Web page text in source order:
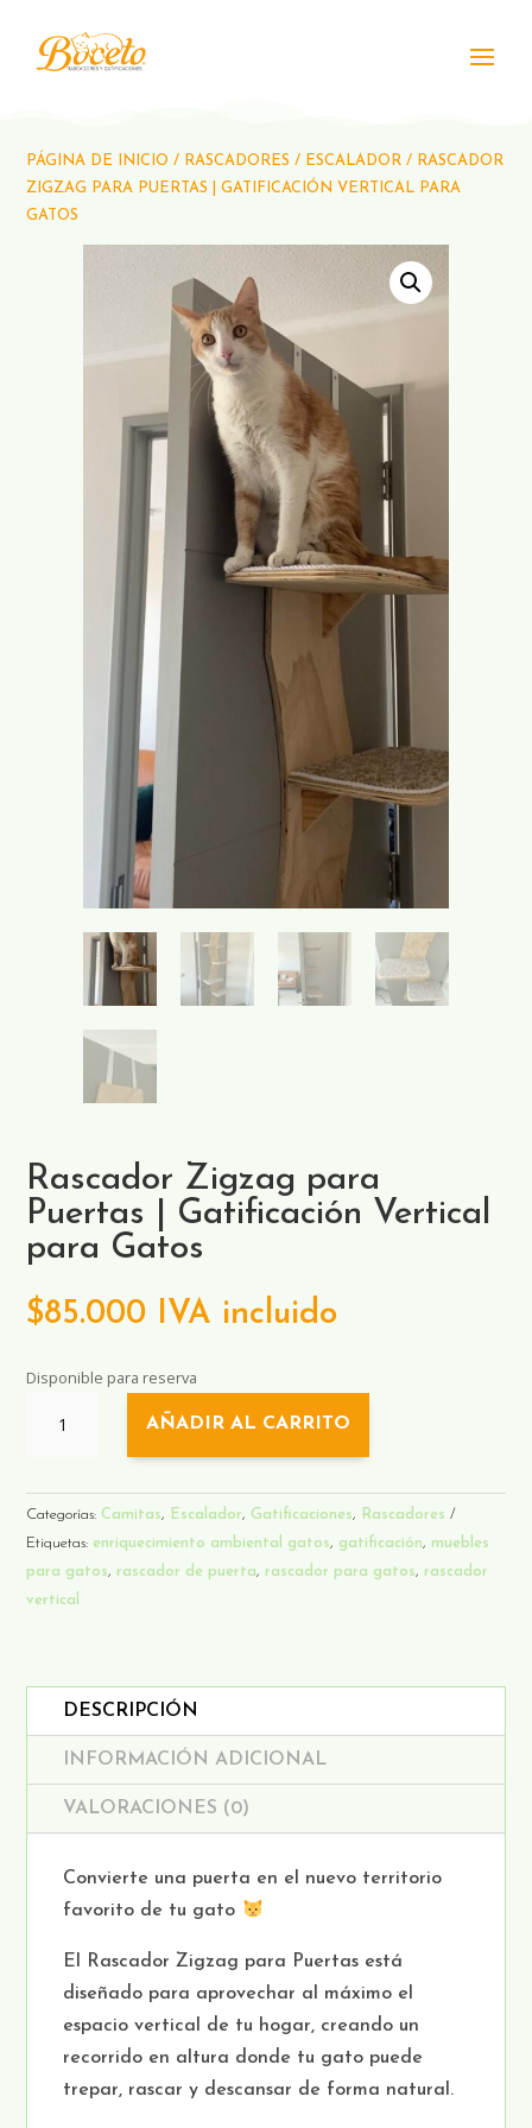
PÁGINA DE INICIO / RASCADORES / ESCALADOR / RASCADOR
ZIGZAG PARA PUERTAS | GATIFICACIÓN VERTICAL PARA
GATOS
Rascador Zigzag para
Puertas | Gatificación Vertical
para Gatos
$85.000 IVA incluido
Disponible para reserva
ZIGZAG
|
GATIFICACIÓN
VERTICAL
PARA
AÑADIR AL CARRITO
Categorías: Camitas, Escalador, Gatificaciones,
Rascadores
Etiquetas: enriquecimiento ambiental gatos, gatificación,muebles
para gatos,rascador de puerta,rascador para gatos,rascador
vertical
DESCRIPCIÓN
INFORMACIÓN ADICIONAL
VALORACIONES (0)
Convierte una puerta en el nuevo territorio
favorito de tu gato
El Rascador Zigzag para Puertas está
diseñado para aprovechar al máximo el
espacio vertical de tu hogar, creando un
recorrido en altura donde tu gato puede
trepar, rascar y descansar de forma natural.